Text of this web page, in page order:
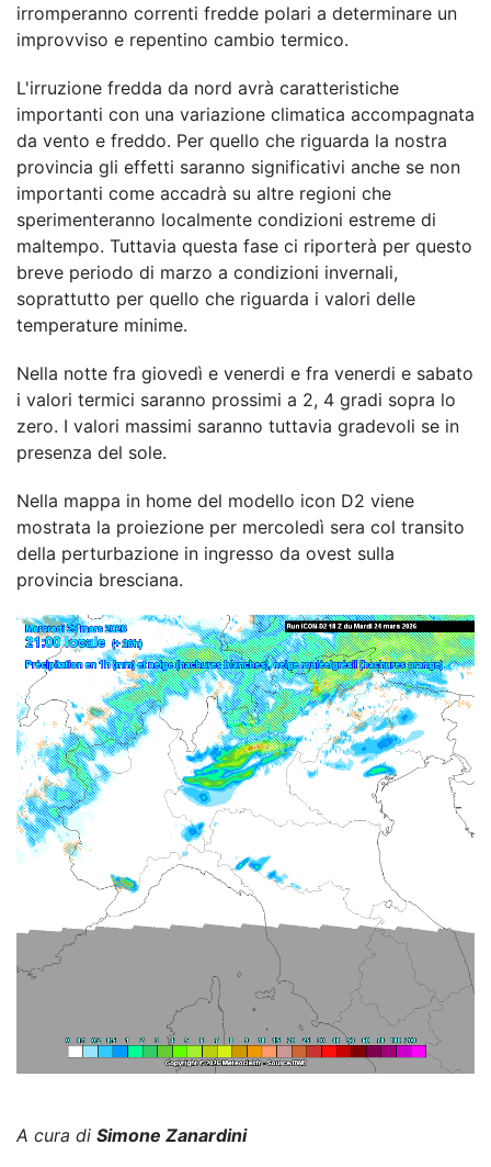
irromperanno correnti fredde polari a determinare un
improvviso e repentino cambio termico.
L'irruzione fredda da nord avrà caratteristiche
importanti con una variazione climatica accompagnata
da vento e freddo. Per quello che riguarda la nostra
provincia gli effetti saranno significativi anche se non
importanti come accadrà su altre regioni che
sperimenteranno localmente condizioni estreme di
maltempo. Tuttavia questa fase ci riporterà per questo
breve periodo di marzo a condizioni invernali,
soprattutto per quello che riguarda i valori delle
temperature minime.
Nella notte fra giovedì e venerdi e fra venerdi e sabato
i valori termici saranno prossimi a 2, 4 gradi sopra lo
zero. I valori massimi saranno tuttavia gradevoli se in
presenza del sole.
Nella mappa in home del modello icon D2 viene
mostrata la proiezione per mercoledì sera col transito
della perturbazione in ingresso da ovest sulla
provincia bresciana.
A cura di Simone Zanardini